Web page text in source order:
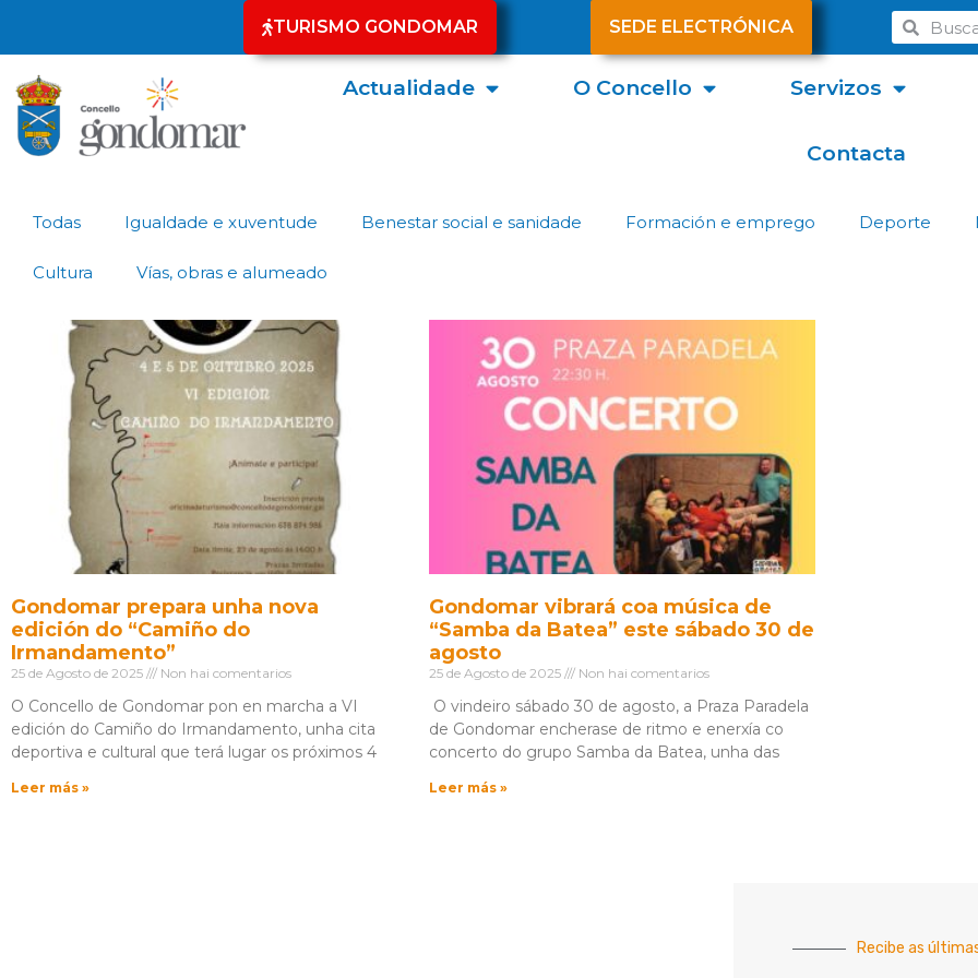
TURISMO GONDOMAR SEDE ELECTRÓNICA
Actualidade O Concello Servizos
Contacta
Todas Igualdade e xuventude Benestar social e sanidade Formación e emprego Deporte
Cultura Vías, obras e alumeado
Gondomar prepara unha nova
edición do “Camiño do
Irmandamento”
25 de Agosto de 2025 Non hai comentarios
O Concello de Gondomar pon en marcha a VI
edición do Camiño do Irmandamento, unha cita
deportiva e cultural que terá lugar os próximos 4
Leer más »
Gondomar vibrará coa música de
“Samba da Batea” este sábado 30 de
agosto
25 de Agosto de 2025 Non hai comentarios
O vindeiro sábado 30 de agosto, a Praza Paradela
de Gondomar encherase de ritmo e enerxía co
concerto do grupo Samba da Batea, unha das
Leer más »
Recibe as